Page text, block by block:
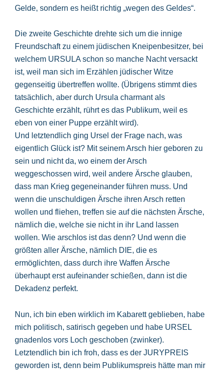
Gelde, sondern es heißt richtig „wegen des Geldes“.
Die zweite Geschichte drehte sich um die innige
Freundschaft zu einem jüdischen Kneipenbesitzer, bei
welchem URSULA schon so manche Nacht versackt
ist, weil man sich im Erzählen jüdischer Witze
gegenseitig übertreffen wollte. (Übrigens stimmt dies
tatsächlich, aber durch Ursula charmant als
Geschichte erzählt, rührt es das Publikum, weil es
eben von einer Puppe erzählt wird).
Und letztendlich ging Ursel der Frage nach, was
eigentlich Glück ist? Mit seinem Arsch hier geboren zu
sein und nicht da, wo einem der Arsch
weggeschossen wird, weil andere Ärsche glauben,
dass man Krieg gegeneinander führen muss. Und
wenn die unschuldigen Ärsche ihren Arsch retten
wollen und fliehen, treffen sie auf die nächsten Ärsche,
nämlich die, welche sie nicht in ihr Land lassen
wollen. Wie arschlos ist das denn? Und wenn die
größten aller Ärsche, nämlich DIE, die es
ermöglichten, dass durch ihre Waffen Ärsche
überhaupt erst aufeinander schießen, dann ist die
Dekadenz perfekt.
Nun, ich bin eben wirklich im Kabarett geblieben, habe
mich politisch, satirisch gegeben und habe URSEL
gnadenlos vors Loch geschoben (zwinker).
Letztendlich bin ich froh, dass es der JURYPREIS
geworden ist, denn beim Publikumspreis hätte man mir